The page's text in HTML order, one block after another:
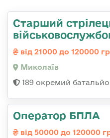
Старший
від 21000 до 120000
Миколаїв
189 окремий
Оператор БПЛА
від 50000 до 120000